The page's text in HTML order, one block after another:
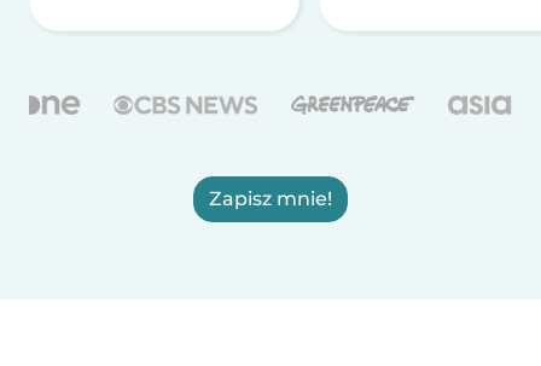
Zapisz mnie!